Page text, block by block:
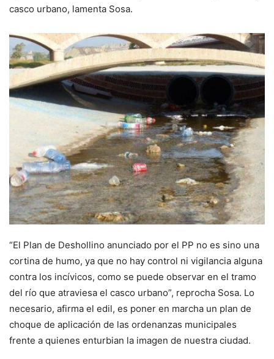
casco urbano, lamenta Sosa.
“El Plan de Deshollino anunciado por el PP no es sino una
cortina de humo, ya que no hay control ni vigilancia alguna
contra los incívicos, como se puede observar en el tramo
del río que atraviesa el casco urbano”, reprocha Sosa. Lo
necesario, afirma el edil, es poner en marcha un plan de
choque de aplicación de las ordenanzas municipales
frente a quienes enturbian la imagen de nuestra ciudad.